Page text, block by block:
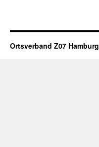
Ortsverband Z07 Hamburg